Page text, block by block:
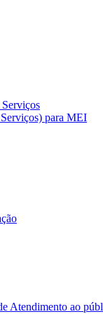
para MEI
Atendimento ao